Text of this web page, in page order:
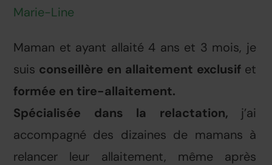
Marie-Line
Maman et ayant allaité 4 ans et 3 mois, je
suis conseillère en allaitement exclusif et
formée en tire-allaitement.
Spécialisée dans la relactation, j’ai
accompagné des dizaines de mamans à
relancer leur allaitement, même après